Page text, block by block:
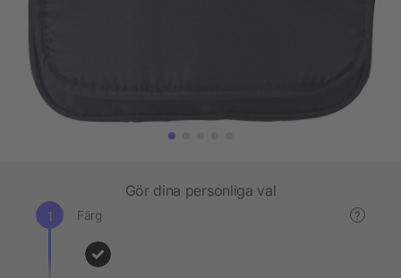
Gör dina personliga val
Färg ?